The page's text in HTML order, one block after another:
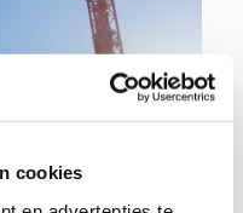
cookies